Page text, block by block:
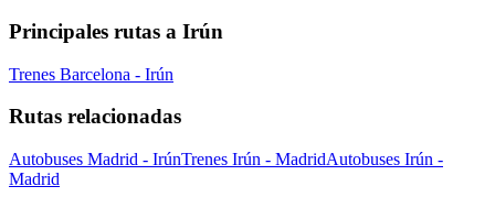
Principales rutas a Irún
Trenes Barcelona - Irún
Rutas relacionadas
Autobuses Madrid - IrúnTrenes Irún - MadridAutobuses Irún -
Madrid